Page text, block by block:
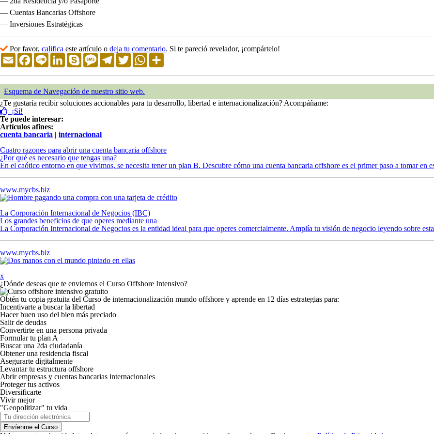
— Cuentas Bancarias Offshore
— Inversiones Estratégicas
Por favor, califica este artículo o deja tu comentario. Si te pareció revelador, ¡compártelo!
Email Facebook
Line LinkedIn
SkypeMessageTelegram
TwitterWhatsApp
Esquema de Navegación de nuestro sitio web.
¿Te gustaría recibir soluciones accionables para tu desarrollo, libertad e internacionalización? Acompáñame:
¡Sí!
Te puede interesar:
Artículos afines:
cuenta bancaria | internacional
Cuatro razones para abrir una cuenta bancaria offshore
¿Por qué es necesario que tengas una?
En el caótico entorno en que vivimos, se necesita tener un plan B. Descubre cómo una cuenta bancaria offshore es el primer paso a tomar en
www.mycbs.biz
La Corporación Internacional de Negocios (IBC)
Los grandes beneficios de que operes mediante una
La Corporación Internacional de Negocios es la entidad ideal para que operes comercialmente. Amplía tu visión de negocio leyendo sobre
www.mycbs.biz
x
¿Dónde deseas que te enviemos el Curso Offshore Intensivo?
Obtén tu copia gratuita del Curso de internacionalización mundo offshore y aprende en 12 días estrategias para:
Incentivarte a buscar la libertad
Hacer buen uso del bien más preciado
Salir de deudas
Convertirte en una persona privada
Formular tu plan A
Buscar una 2da ciudadanía
Obtener una residencia fiscal
Asegurarte digitalmente
Levantar tu estructura offshore
Abrir empresas y cuentas bancarias internacionales
Proteger tus activos
Diversificarte
Vivir mejor
"Geopolitizar" tu vida